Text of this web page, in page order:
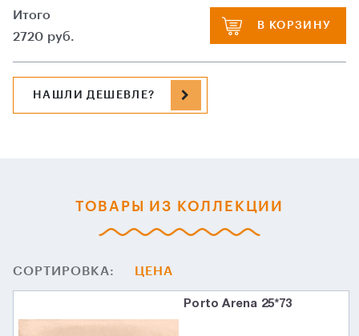
Итого
2720 руб.
В КОРЗИНУ
НАШЛИ ДЕШЕВЛЕ?
ТОВАРЫ ИЗ КОЛЛЕКЦИИ
СОРТИРОВКА: ЦЕНА
Porto Arena 25*73